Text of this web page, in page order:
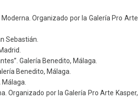
Organizado por la Galería Pro Arte
Sebastián.
Galería Benedito, Málaga.
Benedito, Málaga.
Organizado por la Galería Pro Arte Kasper,